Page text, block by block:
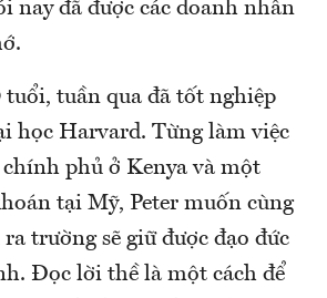
nay đã được các doanh nhân
tuổi, tuần qua đã tốt nghiệp
học Harvard. Từng làm việc
phủ ở Kenya và một
tại Mỹ, Peter muốn cùng
trường sẽ giữ được đạo đức
Đọc lời thề là một cách để